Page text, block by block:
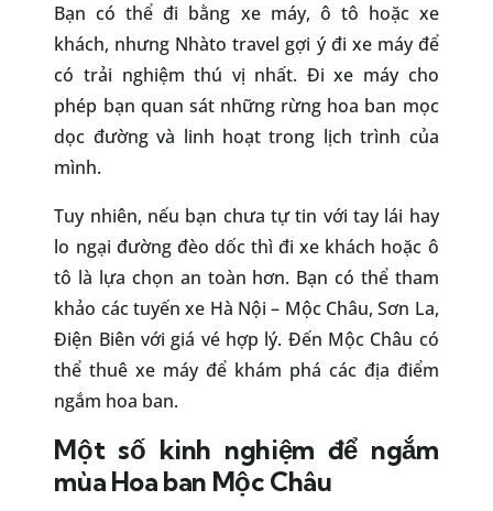
Bạn có thể đi bằng xe máy, ô tô hoặc xe
khách, nhưng Nhàto travel gợi ý đi xe máy để
có trải nghiệm thú vị nhất. Đi xe máy cho
phép bạn quan sát những rừng hoa ban mọc
dọc đường và linh hoạt trong lịch trình của
mình.
Tuy nhiên, nếu bạn chưa tự tin với tay lái hay
lo ngại đường đèo dốc thì đi xe khách hoặc ô
tô là lựa chọn an toàn hơn. Bạn có thể tham
khảo các tuyến xe Hà Nội – Mộc Châu, Sơn La,
Điện Biên với giá vé hợp lý. Đến Mộc Châu có
thể thuê xe máy để khám phá các địa điểm
ngắm hoa ban.
Một số kinh nghiệm để ngắm
mùa Hoa ban Mộc Châu